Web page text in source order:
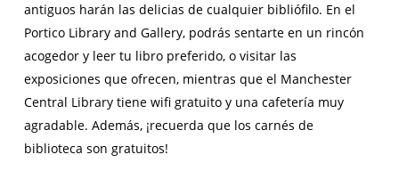
antiguos harán las delicias de cualquier bibliófilo. En el
Portico Library and Gallery, podrás sentarte en un rincón
acogedor y leer tu libro preferido, o visitar las
exposiciones que ofrecen, mientras que el Manchester
Central Library tiene wifi gratuito y una cafetería muy
agradable. Además, ¡recuerda que los carnés de
biblioteca son gratuitos!